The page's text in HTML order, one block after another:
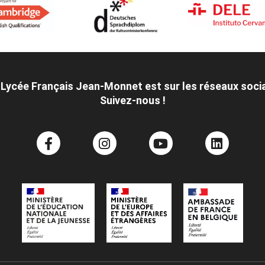
Français Jean-Monnet est sur les réseaux
Suivez-nous !